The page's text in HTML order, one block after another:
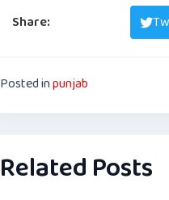
Share:
Posted inpunjab
Related Posts